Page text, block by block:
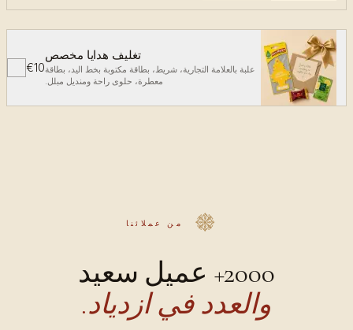
تغليف هدايا مخصص
علبة بالعلامة التجارية، شريط، بطاقة مكتوبة بخط اليد، بطاقة
معطرة، حلوى راحة ومنديل مبلل.
€10
من عملائنا
2000+ عميل سعيد
والعدد في ازدياد.